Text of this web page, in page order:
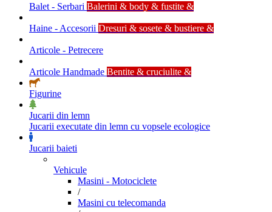
Balet - Serbari Balerini & body & fustite &
Haine - Accesorii Dresuri & sosete & bustiere &
Articole - Petrecere
Articole Handmade Bentite & cruciulite &
Figurine
Jucarii din lemn
Jucarii executate din lemn cu vopsele ecologice
Jucarii baieti
Vehicule
Masini - Motociclete
/
Masini cu telecomanda